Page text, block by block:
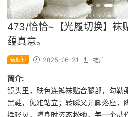
473/恰恰~【光履切换】袜
蕴真意。
高跟鞋 2025-06-21 推广
简介:
镜头里，肤色连裤袜贴合腿部，勾勒
黑鞋，优雅站立；转瞬又光脚落座，
摆轻晃，蹲身时姿态松弛，每一个动